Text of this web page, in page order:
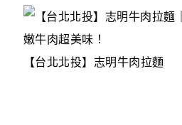
【台北北投】志明牛肉拉麵